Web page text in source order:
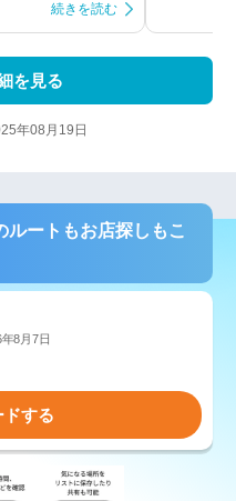
続きを読む
を見る
年08月19日
ートもお店探しもこ
8月7日
ドする